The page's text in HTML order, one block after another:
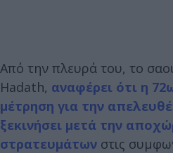
Από την πλευρά του, το
Hadath, αναφέρει ότι η
μέτρηση για την
ξεκινήσει μετά την
στρατευμάτων στις